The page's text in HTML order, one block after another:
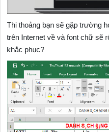
Thi thoảng bạn sẽ gặp trường
trên Internet về và font chữ sẽ
khắc phục?